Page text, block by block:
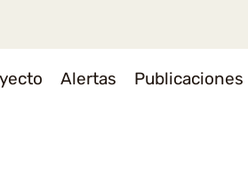
Alertas Publicaciones